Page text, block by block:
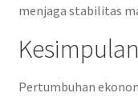
menjaga stabilitas
Kesimpulan
Pertumbuhan